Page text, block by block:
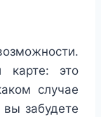
карте: это
случае
забудете